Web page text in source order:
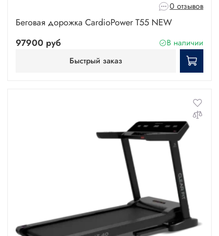
0 отзывов
Беговая дорожка CardioPower T55 NEW
97900 руб
В наличии
Быстрый заказ